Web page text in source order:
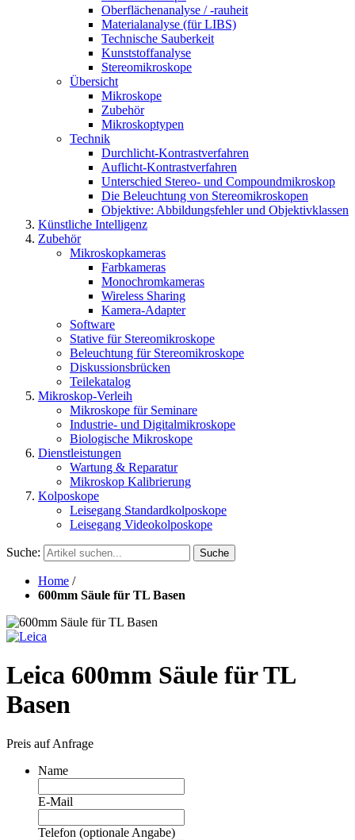
Oberflächenanalyse / -rauheit
Materialanalyse (für LIBS)
Technische Sauberkeit
Kunststoffanalyse
Stereomikroskope
Übersicht
Mikroskope
Zubehör
Mikroskoptypen
Technik
Durchlicht-Kontrastverfahren
Auflicht-Kontrastverfahren
Unterschied Stereo- und Compoundmikroskop
Die Beleuchtung von Stereomikroskopen
Objektive: Abbildungsfehler und Objektivklassen
Künstliche Intelligenz
Zubehör
Mikroskopkameras
Farbkameras
Monochromkameras
Wireless Sharing
Kamera-Adapter
Software
Stative für Stereomikroskope
Beleuchtung für Stereomikroskope
Diskussionsbrücken
Teilekatalog
Mikroskop-Verleih
Mikroskope für Seminare
Industrie- und Digitalmikroskope
Biologische Mikroskope
Dienstleistungen
Wartung & Reparatur
Mikroskop Kalibrierung
Kolposkope
Leisegang Standardkolposkope
Leisegang Videokolposkope
Suche: Suche
Home /
600mm Säule für TL Basen
Leica 600mm Säule für TL
Basen
Preis auf Anfrage
Name
E-Mail
Telefon (optionale Angabe)